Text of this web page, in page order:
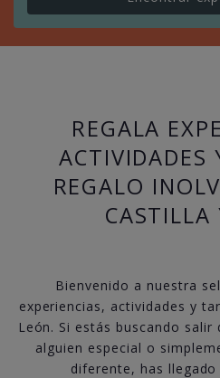
REGALA
ACTIVIDADES
REGALO
CASTILLA
Bienvenido a nuestra
experiencias, actividades y
León. Si estás buscando
alguien especial o
diferente, has